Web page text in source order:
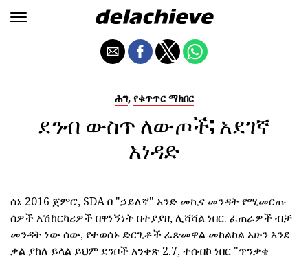
ሕግ, የቁጥጥር ማክበር
ደንብ ውስጥ ለውጦች; አደገኛ
አነዳድ
ሰኔ 2016 ጀምሮ, SDA በ "ኃይለኛ" አንድ መኪና መንዳት የሚመርጡ
ሰዎች አሽከርካሪዎች በዋነኝነት በተያያዘ, ሊሻሻል ነበር. ፈጠራዎች ብቻ
መንዳት ነው ሰው, የተወሰኑ ድርጊቶች ፈጽመዋል መከልከል አሁን እንደ
ቃል ያከለ ይላል ይህም ደንቦች አንቀጽ 2.7, ተሰብኮ ነበር "ጥንቃቄ